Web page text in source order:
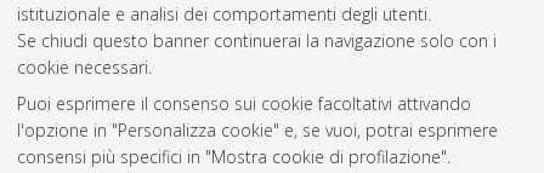
istituzionale e analisi dei comportamenti degli utenti.
Se chiudi questo banner continuerai la navigazione solo con i
cookie necessari.
Puoi esprimere il consenso sui cookie facoltativi attivando
l'opzione in "Personalizza cookie" e, se vuoi, potrai esprimere
consensi più specifici in "Mostra cookie di profilazione".
Questa lista e' stata generata ilMon Aug 10 20:30:42 2026
CEST
Atom
AMS Acta
ISSN: 2038-7954